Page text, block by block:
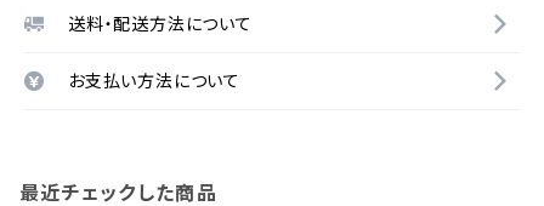
送料・配送方法について
お支払い方法について
最近チェックした商品